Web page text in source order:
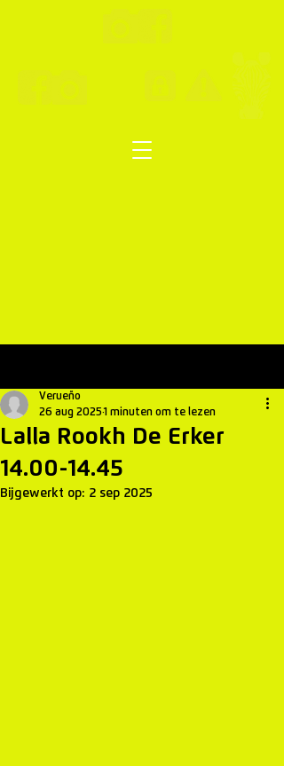
Lalla Rookh De Erker
14.00-14.45
Verueño
26 aug 2025 1 minuten om te lezen
Bijgewerkt op: 2 sep 2025